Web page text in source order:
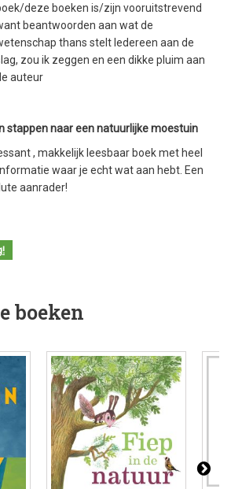
deze boeken is/zijn vooruitstrevend
beantwoorden aan wat de
thans stelt Iedereen aan de
zou ik zeggen en een dikke pluim aan
auteur
stappen naar een natuurlijke moestuin
, makkelijk leesbaar boek met heel
waar je echt wat aan hebt. Een
aanrader!
boeken